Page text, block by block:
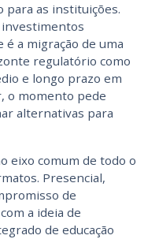
as instituições.
investimentos
é a migração de uma
regulatório como
e longo prazo em
o momento pede
alternativas para
eixo comum de todo o
Presencial,
de
a ideia de
de educação